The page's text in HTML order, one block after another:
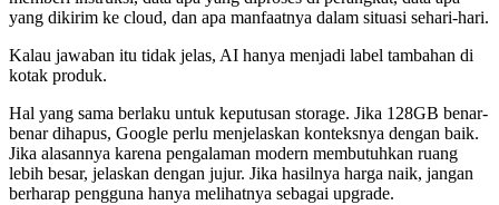
yang dikirim ke cloud, dan apa manfaatnya dalam situasi sehari-hari.
Kalau jawaban itu tidak jelas, AI hanya menjadi label tambahan di
kotak produk.
Hal yang sama berlaku untuk keputusan storage. Jika 128GB benar-
benar dihapus, Google perlu menjelaskan konteksnya dengan baik.
Jika alasannya karena pengalaman modern membutuhkan ruang
lebih besar, jelaskan dengan jujur. Jika hasilnya harga naik, jangan
berharap pengguna hanya melihatnya sebagai upgrade.